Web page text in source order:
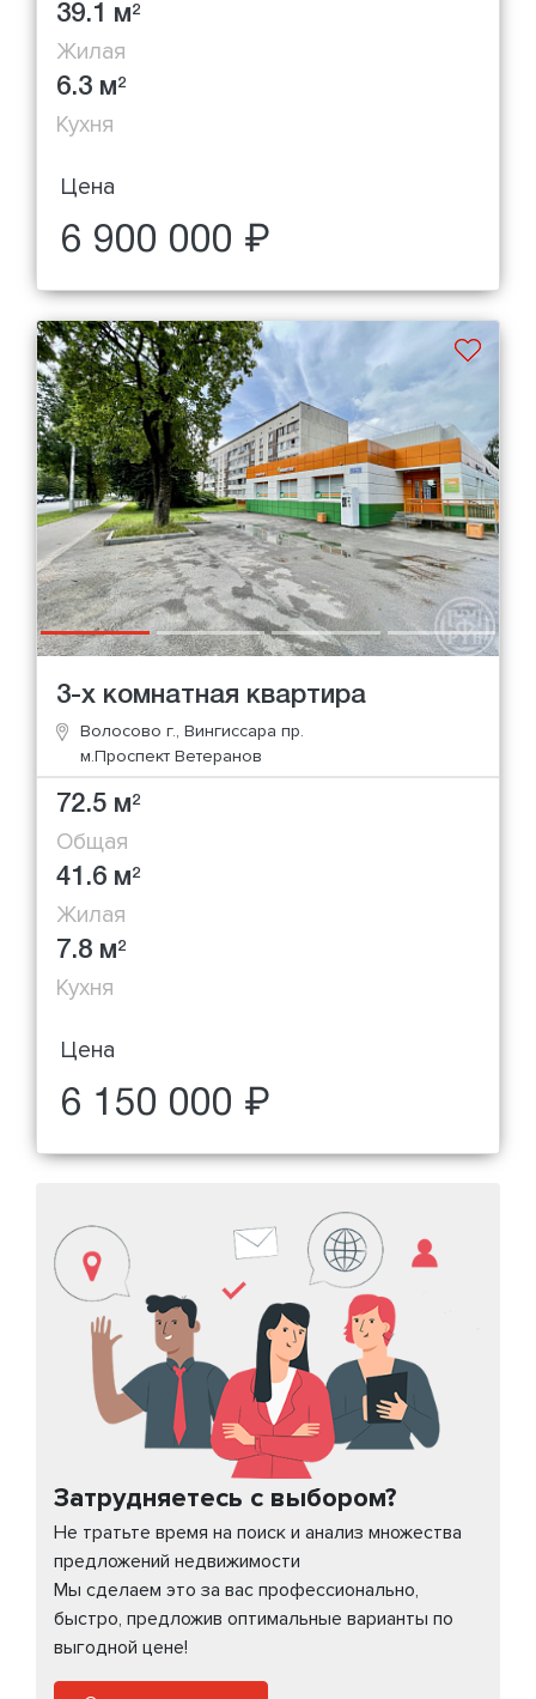
39.1 м2
Жилая
6.3 м2
Кухня
Цена
6 900 000 ₽
3-х комнатная квартира
Волосово г., Вингиссара пр.
м.Проспект Ветеранов
72.5 м2
Общая
41.6 м2
Жилая
7.8 м2
Кухня
Цена
6 150 000 ₽
Затрудняетесь с выбором?
Не тратьте время на поиск и анализ множества
предложений недвижимости
Мы сделаем это за вас профессионально,
быстро, предложив оптимальные варианты по
выгодной цене!